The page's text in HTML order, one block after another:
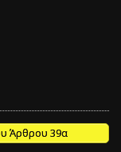
Άρθρου 39α